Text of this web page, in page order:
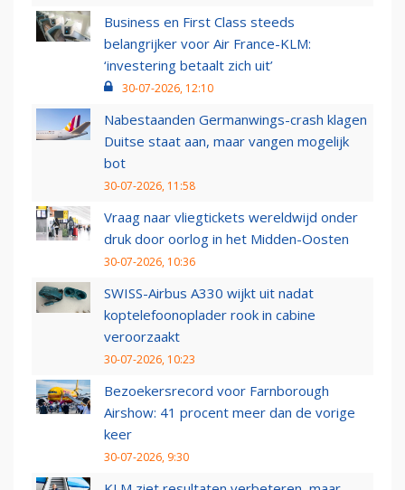
Business en First Class steeds
belangrijker voor Air France-KLM:
‘investering betaalt zich uit’
30-07-2026, 12:10
Nabestaanden Germanwings-crash klagen
Duitse staat aan, maar vangen mogelijk
bot
30-07-2026, 11:58
Vraag naar vliegtickets wereldwijd onder
druk door oorlog in het Midden-Oosten
30-07-2026, 10:36
SWISS-Airbus A330 wijkt uit nadat
koptelefoonoplader rook in cabine
veroorzaakt
30-07-2026, 10:23
Bezoekersrecord voor Farnborough
Airshow: 41 procent meer dan de vorige
keer
30-07-2026, 9:30